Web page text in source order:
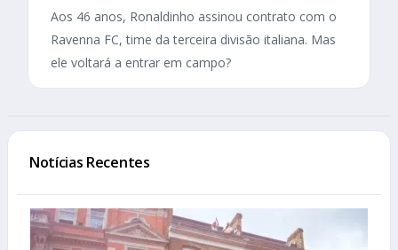
Aos 46 anos, Ronaldinho assinou contrato com o
Ravenna FC, time da terceira divisão italiana. Mas
ele voltará a entrar em campo?
Notícias Recentes